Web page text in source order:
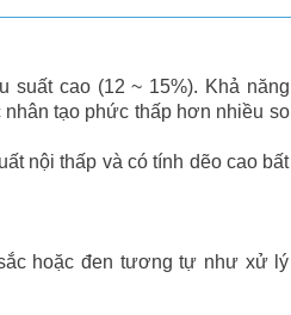
suất cao (12 ~ 15%). Khả năng
tạo phức thấp hơn nhiều so
nội thấp và có tính dẽo cao bất
hoặc đen tương tự như xử lý